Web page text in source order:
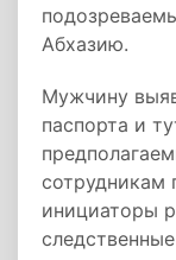
Абхазию.
Мужчину
паспорта и
сотрудникам
инициаторы